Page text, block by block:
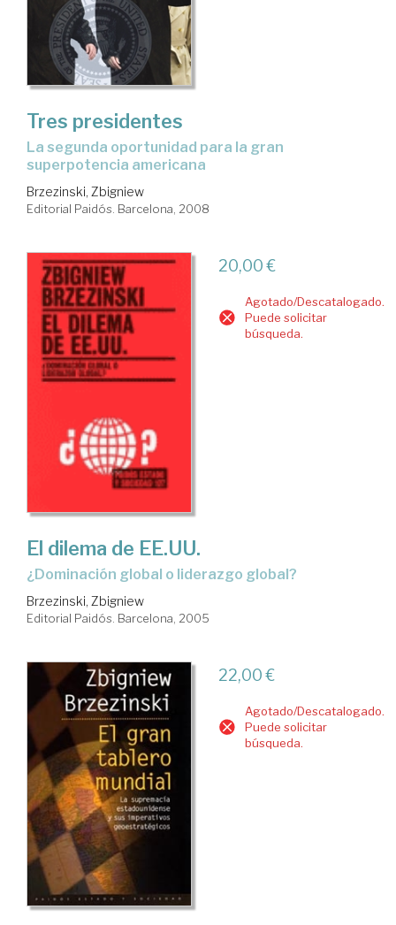
Tres presidentes
la segunda oportunidad para la gran
superpotencia americana
Brzezinski, Zbigniew
Editorial Paidós. Barcelona, 2008
20,00 €
Agotado/Descatalogado.
Puede solicitar
búsqueda.
El dilema de EE.UU.
¿dominación global o liderazgo global?
Brzezinski, Zbigniew
Editorial Paidós. Barcelona, 2005
22,00 €
Agotado/Descatalogado.
Puede solicitar
búsqueda.